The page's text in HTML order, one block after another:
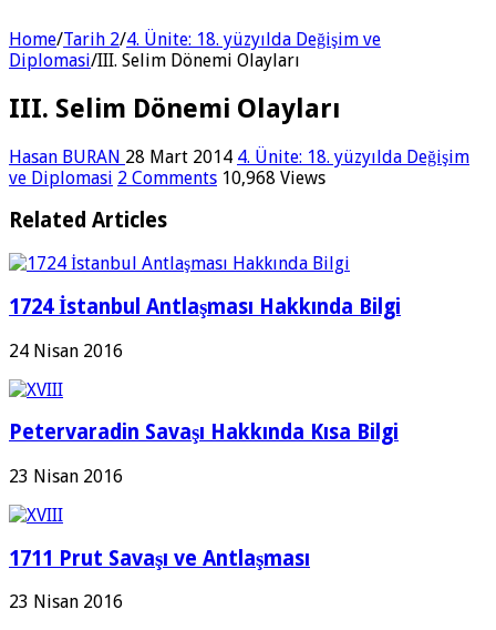
Home/Tarih 2/4. Ünite: 18. yüzyılda Değişim ve
Diplomasi/III. Selim Dönemi Olayları
III. Selim Dönemi Olayları
Hasan BURAN 28 Mart 2014 4. Ünite: 18. yüzyılda Değişim
ve Diplomasi 2 Comments 10,968 Views
Related Articles
1724 İstanbul Antlaşması Hakkında Bilgi
24 Nisan 2016
Petervaradin Savaşı Hakkında Kısa Bilgi
23 Nisan 2016
1711 Prut Savaşı ve Antlaşması
23 Nisan 2016